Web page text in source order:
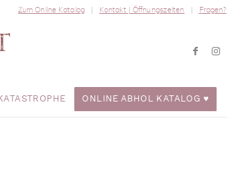
Zum Online Katalog Kontakt | Öffnungszeiten Fragen?
ONLINE ABHOL KATALOG ♥